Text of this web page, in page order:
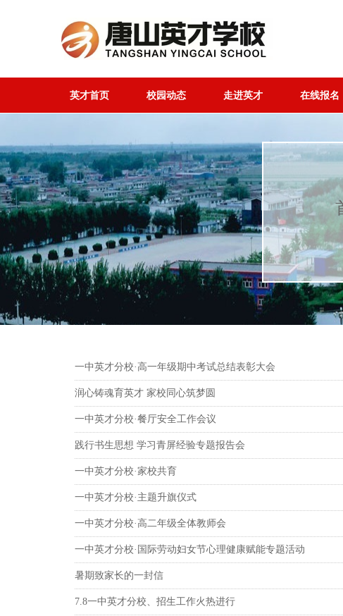
英才首页 校园动态 走进英才 在线报名
一中英才分校·高一年级期中考试总结表彰大会
润心铸魂育英才 家校同心筑梦圆
一中英才分校·餐厅安全工作会议
践行书生思想 学习青屏经验专题报告会
一中英才分校·家校共育
一中英才分校·主题升旗仪式
一中英才分校·高二年级全体教师会
一中英才分校·国际劳动妇女节心理健康赋能专题活动
暑期致家长的一封信
7.8一中英才分校、招生工作火热进行